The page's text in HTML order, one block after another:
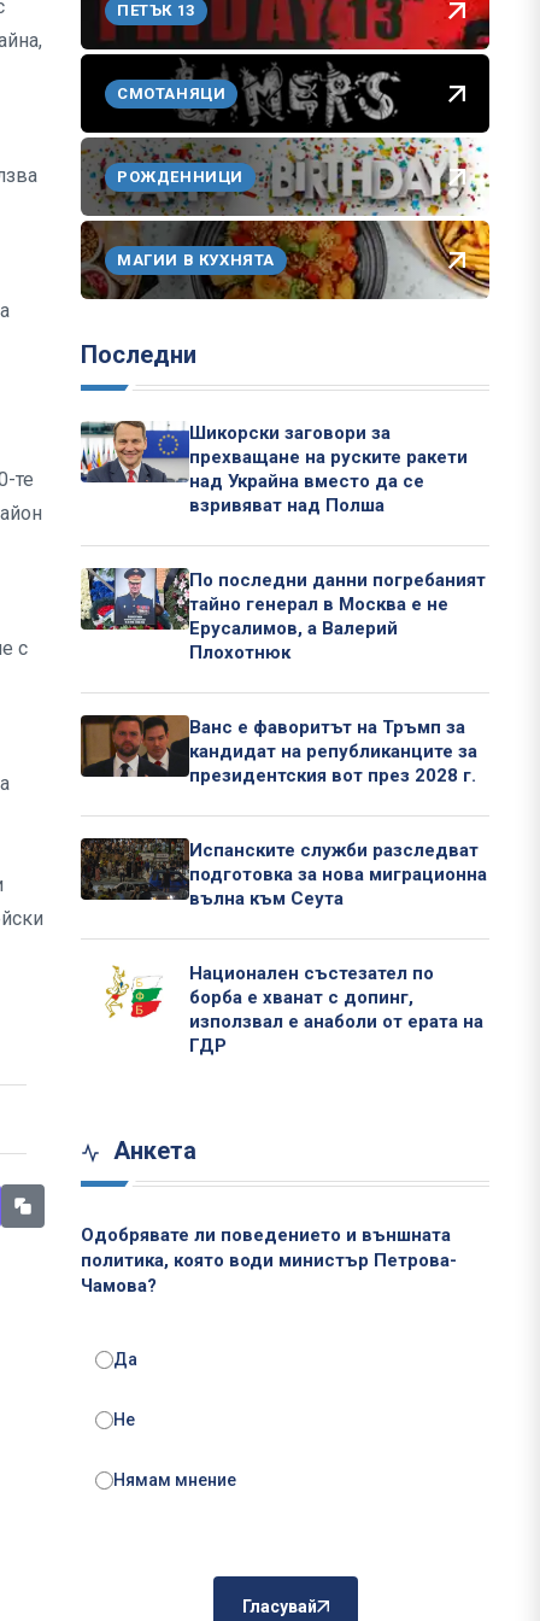
те
с
ПЕТЪК 13
СМОТАНЯЦИ
РОЖДЕННИЦИ
МАГИИ В КУХНЯТА
Последни
Шикорски заговори за
прехващане на руските ракети
над Украйна вместо да се
взривяват над Полша
По последни данни погребаният
тайно генерал в Москва е не
Ерусалимов, а Валерий
Плохотнюк
Ванс е фаворитът на Тръмп за
кандидат на републиканците за
президентския вот през 2028 г.
Испанските служби разследват
подготовка за нова миграционна
вълна към Сеута
Национален състезател по
борба е хванат с допинг,
използвал е анаболи от ерата на
ГДР
Анкета
Одобрявате ли поведението и външната
политика, която води министър Петрова-
Чамова?
Да
Не
Нямам мнение
Гласувай